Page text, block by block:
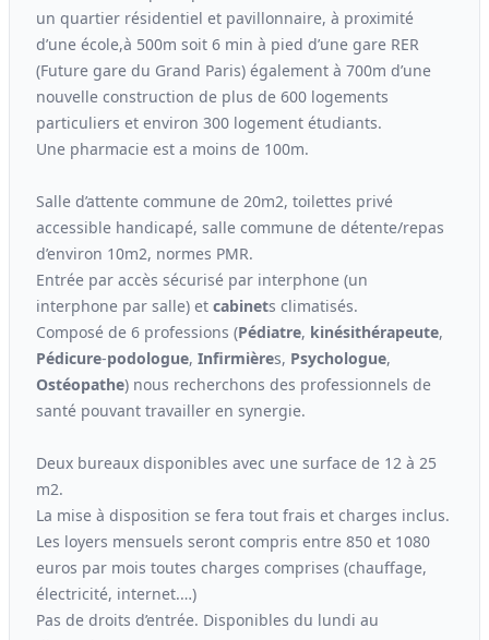
un quartier résidentiel et pavillonnaire, à proximité
d’une école,à 500m soit 6 min à pied d’une gare RER
(Future gare du Grand Paris) également à 700m d’une
nouvelle construction de plus de 600 logements
particuliers et environ 300 logement étudiants.
Une pharmacie est a moins de 100m.
Salle d’attente commune de 20m2, toilettes privé
accessible handicapé, salle commune de détente/repas
d’environ 10m2, normes PMR.
Entrée par accès sécurisé par interphone (un
interphone par salle) et cabinets climatisés.
Composé de 6 professions (Pédiatre, kinésithérapeute,
Pédicure-podologue, Infirmières, Psychologue,
Ostéopathe) nous recherchons des professionnels de
santé pouvant travailler en synergie.
Deux bureaux disponibles avec une surface de 12 à 25
m2.
La mise à disposition se fera tout frais et charges inclus.
Les loyers mensuels seront compris entre 850 et 1080
euros par mois toutes charges comprises (chauffage,
électricité, internet.…)
Pas de droits d’entrée. Disponibles du lundi au